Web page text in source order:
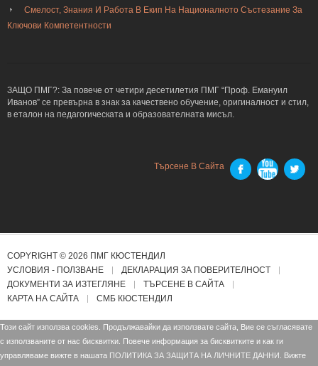
Смелост, Знания И Работа В Екип На Националното Състезание За
Ключови Компетентности
ЗАЩО ПМГ?: За повече от четири десетилетия ПМГ “Проф. Емануил
Иванов” се превърна в знак за качествено обучение, оригиналност и стил,
в еталон на педагогическата и образователната мисъл.
Търсене В Сайта
COPYRIGHT © 2026 ПМГ КЮСТЕНДИЛ
УСЛОВИЯ - ПОЛЗВАНЕ
ДЕКЛАРАЦИЯ ЗА ПОВЕРИТЕЛНОСТ
ДОКУМЕНТИ ЗА ИЗТЕГЛЯНЕ
ТЪРСЕНЕ В САЙТА
КАРТА НА САЙТА
СМБ КЮСТЕНДИЛ
Този сайт използва cookies. Продължавайки да използвате сайта, Вие се съгласявате
с използваните от нас бисквитки. Повече информация за бисквитките и как ги
управляваме вижте в нашата ПОЛИТИКА ЗА ЗАЩИТА НА ЛИЧНИТЕ ДАННИ.
Вижте